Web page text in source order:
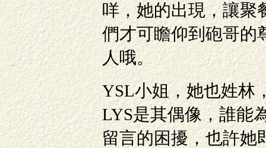
咩，她的出現，讓聚
們才可瞻仰到砲哥的
人哦。
YSL小姐，她也姓林
LYS是其偶像，誰能
留言的困擾，也許她